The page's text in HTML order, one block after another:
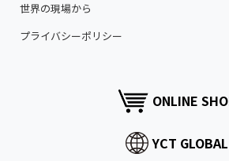
世界の現場から
プライバシーポリシー
ONLINE
YCT GLOBAL